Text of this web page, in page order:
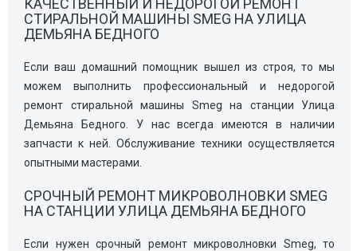
КАЧЕСТВЕННЫЙ И НЕДОРОГОЙ РЕМОНТ
СТИРАЛЬНОЙ МАШИНЫ SMEG НА УЛИЦА
ДЕМЬЯНА БЕДНОГО
Если ваш домашний помощник вышел из строя, то мы
можем выполнить профессиональный и недорогой
ремонт стиральной машины Smeg на станции Улица
Демьяна Бедного. У нас всегда имеются в наличии
запчасти к ней. Обслуживание техники осуществляется
опытными мастерами.
СРОЧНЫЙ РЕМОНТ МИКРОВОЛНОВКИ SMEG
НА СТАНЦИИ УЛИЦА ДЕМЬЯНА БЕДНОГО
Если нужен срочный ремонт микроволновки Smeg, то